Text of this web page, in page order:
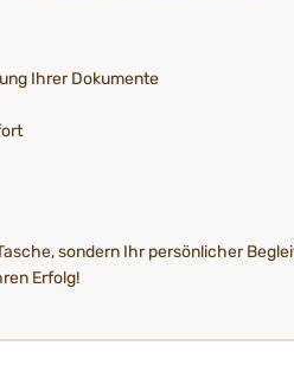
Ihrer Dokumente
sondern Ihr persönlicher
Erfolg!